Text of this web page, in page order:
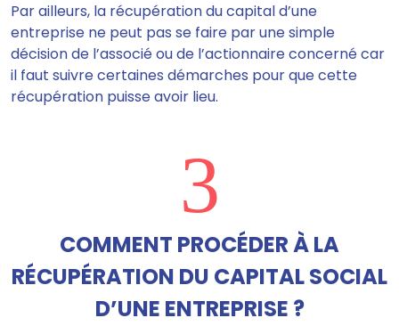
Par ailleurs, la récupération du capital d’une
entreprise ne peut pas se faire par une simple
décision de l’associé ou de l’actionnaire concerné car
il faut suivre certaines démarches pour que cette
récupération puisse avoir lieu.
3
COMMENT PROCÉDER À LA
RÉCUPÉRATION DU CAPITAL SOCIAL
D’UNE ENTREPRISE ?